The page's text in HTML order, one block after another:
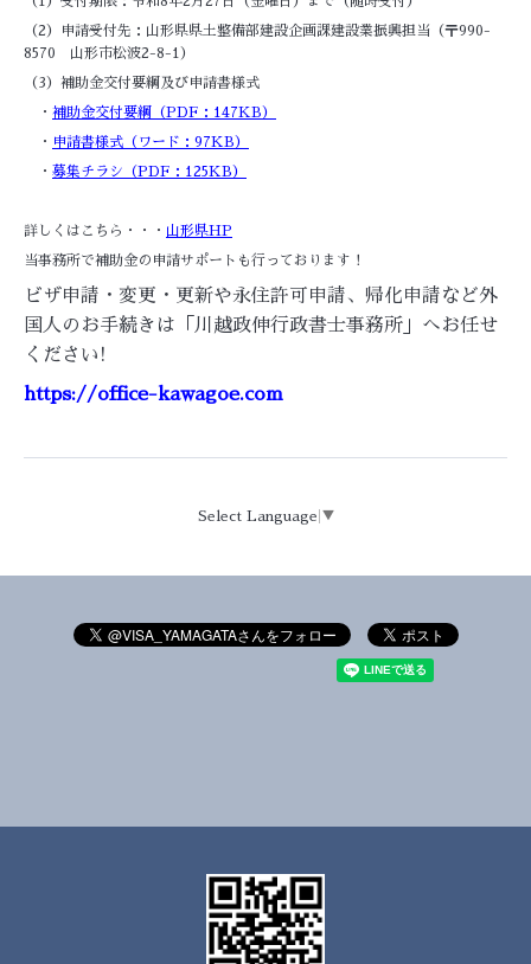
（2）申請受付先：山形県県土整備部建設企画課建設業振興担当（〒990-
8570 山形市松波2-8-1）
（3）補助金交付要綱及び申請書様式
・ 補助金交付要綱（PDF：147KB）
・ 申請書様式（ワード：97KB）
・ 募集チラシ（PDF：125KB）
詳しくはこちら・・・ 山形県HP
当事務所で補助金の申請サポートも行っております！
ビザ申請・変更・更新や永住許可申請、帰化申請など外
国人のお手続きは「川越政伸行政書士事務所」へお任せ
ください!
https://office-kawagoe.com
Select Language ▼